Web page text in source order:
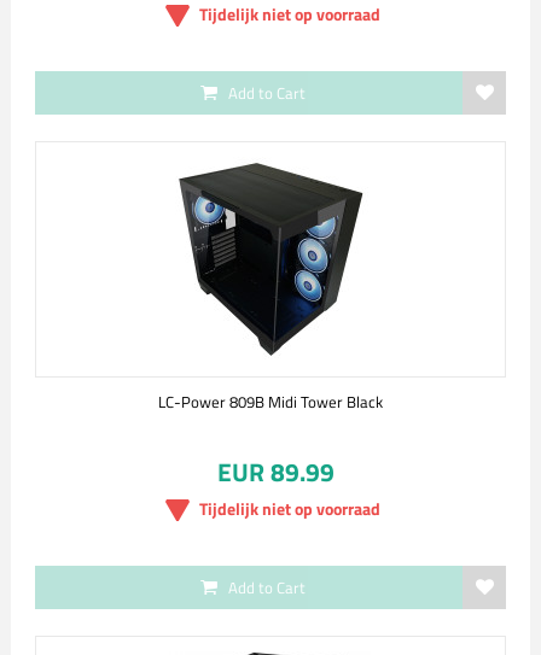
Tijdelijk niet op voorraad
Add to Cart
LC-Power 809B Midi Tower Black
EUR 89.99
Tijdelijk niet op voorraad
Add to Cart